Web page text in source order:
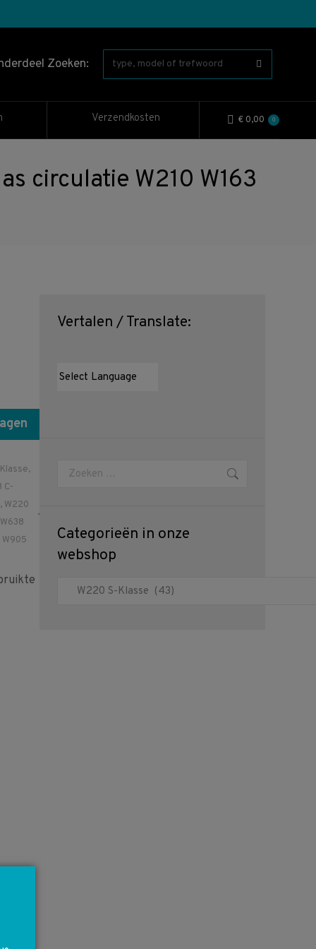
Zoeken:
Verzendkosten € 0,00 0
circulatie W210 W163
,
C-
, W220
W638
W905
Vertalen / Translate:
Zoeken:
Categorieën in onze
webshop